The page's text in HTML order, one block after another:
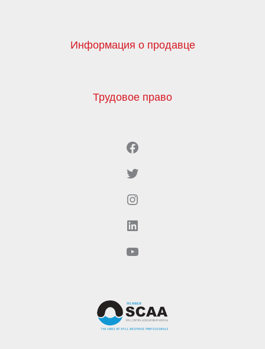
Информация о продавце
Трудовое право
Facebook
Twitter
Instagram
LinkedIn
YouTube